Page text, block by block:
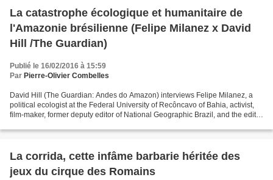
La catastrophe écologique et humanitaire de
l'Amazonie brésilienne (Felipe Milanez x David
Hill /The Guardian)
Publié le 16/02/2016 à 15:59
Par Pierre-Olivier Combelles
David Hill (The Guardian: Andes do Amazon) interviews Felipe Milanez, a
political ecologist at the Federal University of Recôncavo of Bahia, activist,
film-maker, former deputy editor of National Geographic Brazil, and the editor
La corrida, cette infâme barbarie héritée des
jeux du cirque des Romains